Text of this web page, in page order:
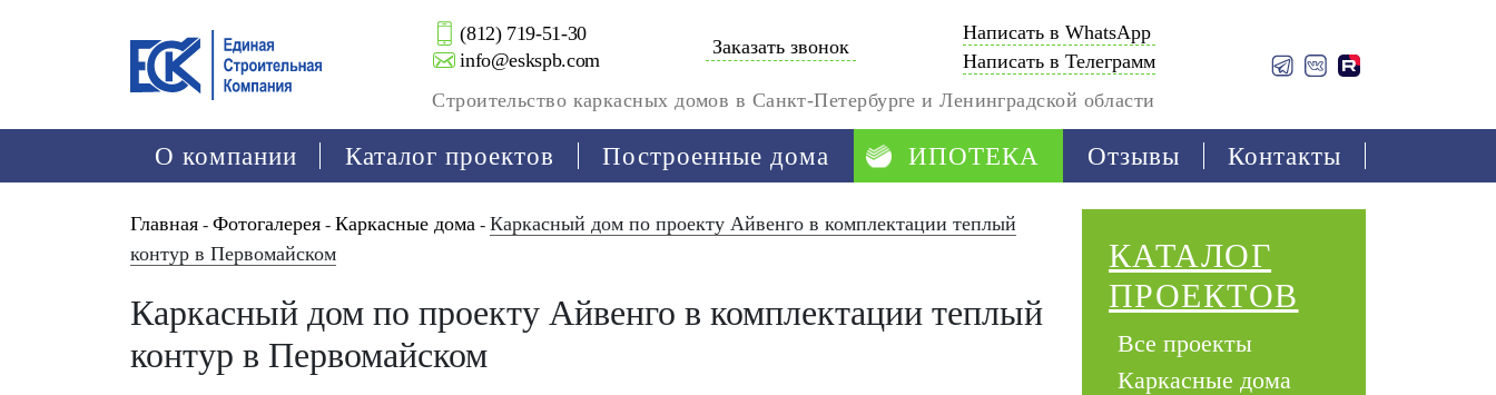
(812) 719-51-30
info@eskspb.com
Заказать звонок
Написать в WhatsApp
Написать в Телеграмм
Строительство каркасных домов в Санкт-Петербурге и Ленинградской области
О компании Каталог проектов Построенные дома ИПОТЕКА Отзывы Контакты
Главная - Фотогалерея - Каркасные дома - Каркасный дом по проекту Айвенго в комплектации теплый
контур в Первомайском
Каркасный дом по проекту Айвенго в комплектации теплый
контур в Первомайском
КАТАЛОГ
ПРОЕКТОВ
Все проекты
Каркасные дома